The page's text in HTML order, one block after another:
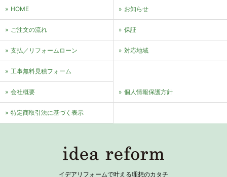
イデアリフォームで叶える理想のカタチ
HOME お知らせ
ご注文の流れ 保証
支払／リフォームローン 対応地域
⼯事無料⾒積フォーム
会社概要 個⼈情報保護⽅針
特定商取引法に基づく表⽰